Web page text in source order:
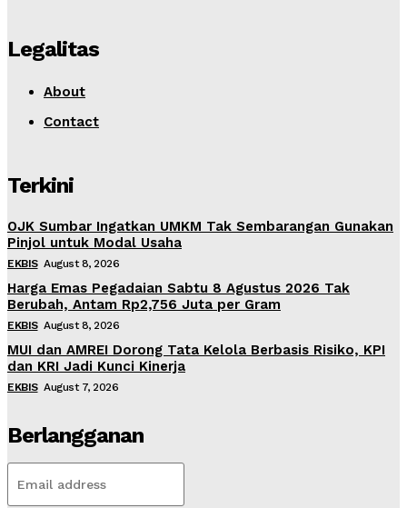
Legalitas
About
Contact
Terkini
OJK Sumbar Ingatkan UMKM Tak Sembarangan Gunakan
Pinjol untuk Modal Usaha
EKBIS August 8, 2026
Harga Emas Pegadaian Sabtu 8 Agustus 2026 Tak
Berubah, Antam Rp2,756 Juta per Gram
EKBIS August 8, 2026
MUI dan AMREI Dorong Tata Kelola Berbasis Risiko, KPI
dan KRI Jadi Kunci Kinerja
EKBIS August 7, 2026
Berlangganan